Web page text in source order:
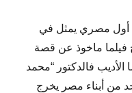
أول مصري يمثل في
فيلما ماخوذ عن قصة
فالدكتور “محمد
من أبناء مصر يخرج